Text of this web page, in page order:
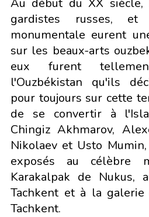
Au début du XX
gardistes russes,
monumentale eurent
sur les beaux-arts
eux furent
l'Ouzbékistan qu'ils
pour toujours sur cette
de se convertir à
Chingiz Akhmarov,
Nikolaev et Usto
exposés au célèbre
Karakalpak de Nukus,
Tachkent et à la
Tachkent.